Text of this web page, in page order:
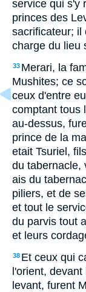
service qui s'y
princes des
sacrificateur; il
charge du lieu
33 Merari, la
Mushites; ce
ceux d'entre
comptant tous
au-dessus,
prince de la
etait Tsuriel,
du tabernacle,
ais du
piliers, et de
et tout le
du parvis tout
et leurs
38 Et ceux qui
l'orient,
levant, furent